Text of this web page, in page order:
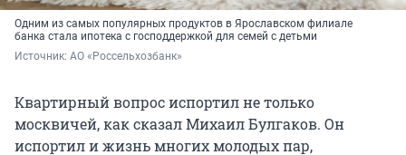
Одним из самых популярных продуктов в Ярославском филиале
банка стала ипотека с господдержкой для семей с детьми
Источник: АО «Россельхозбанк»
Квартирный вопрос испортил не только
москвичей, как сказал Михаил Булгаков. Он
испортил и жизнь многих молодых пар,